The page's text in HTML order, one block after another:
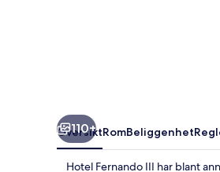
110+
OversiktRomBeliggenhet
Hotel Fernando III har blant